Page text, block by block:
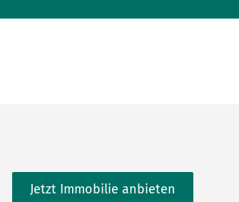
Jetzt Immobilie anbieten